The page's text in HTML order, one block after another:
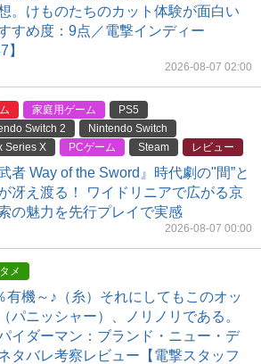
。けものたちのカット体験が面白い
すすめ度：9点／電撃インディー
】
2026-08-07 02:00
家庭用ゲーム
PS5
Switch 2
Nintendo Switch
Series X
PCゲーム Steam レビュー
武者 Way of the Sword』時代劇の"間”と
冴え渡る！ ワイドリニアで広がる京
の魅力を先行プレイで実感
2026-08-07 00:00
メ
有機～♪（糸）それにしてもこのオッ
パニッシャー）、ノリノリである。
パイダーマン：ブランド・ニュー・デ
タバレ考察レビュー【電撃スタッフ